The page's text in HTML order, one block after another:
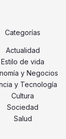
Categorías
Actualidad
Estilo de vida
y Negocios
y Tecnología
Cultura
Sociedad
Salud